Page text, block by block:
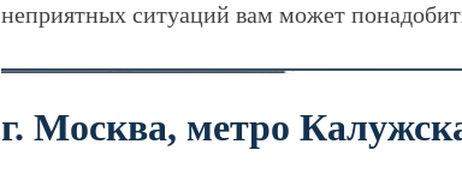
неприятных ситуаций вам может
г. Москва, метро